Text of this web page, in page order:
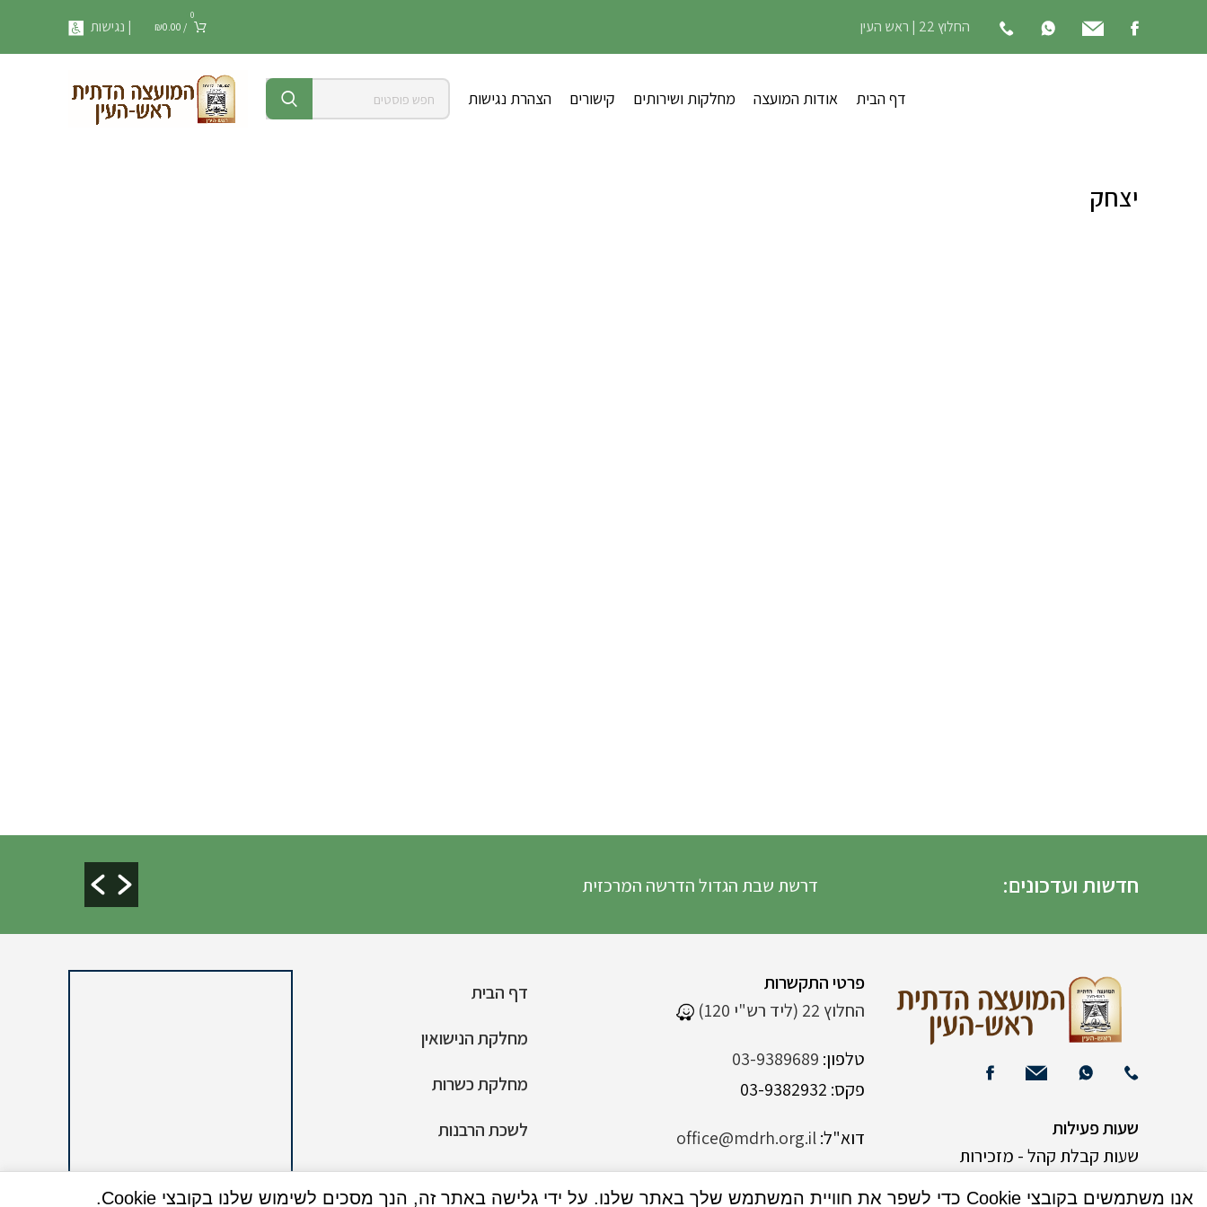
החלוץ 22 | ראש העין
0
/
₪0.00 | נגישות
דף הבית אודות המועצה מחלקות ושירותים קישורים הצהרת נגישות
יצחק
חדשות ועדכונים: דרשת שבת הגדול הדרשה המרכזית
דף הבית
מחלקת הנישואין
מחלקת כשרות
לשכת הרבנות
הצהרת נגישות
פרטי התקשרות
החלוץ 22 (ליד רש"י 120)
טלפון: 03-9389689
פקס: 03-9382932
דוא"ל:office@mdrh.org.il
שעות פעילות
שעות קבלת קהל - מזכירות
אנו משתמשים בקובצי Cookie כדי לשפר את חוויית המשתמש שלך באתר שלנו. על ידי גלישה באתר זה, הנך מסכים לשימוש שלנו בקובצי Cookie.